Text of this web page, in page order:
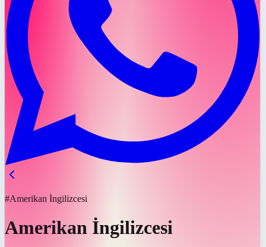
#Amerikan İngilizcesi
Amerikan İngilizcesi